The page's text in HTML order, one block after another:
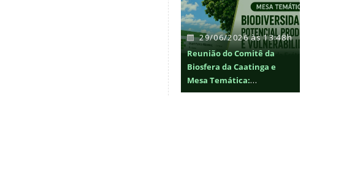
29/06/2026 às 13:48h
Reunião do Comitê da
Biosfera da Caatinga e
Mesa Temática:
Biodiversidade, Potencial